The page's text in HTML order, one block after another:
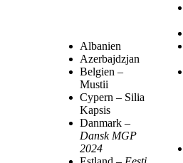
Albanien
Azerbajdzjan
Belgien –
Mustii
Cypern – Silia
Kapsis
Danmark –
Dansk MGP
2024